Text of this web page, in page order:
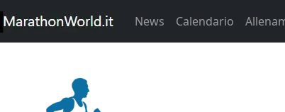
News Calendario